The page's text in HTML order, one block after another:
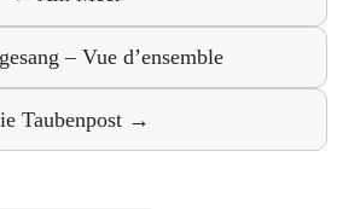
– Vue d’ensemble
Taubenpost →